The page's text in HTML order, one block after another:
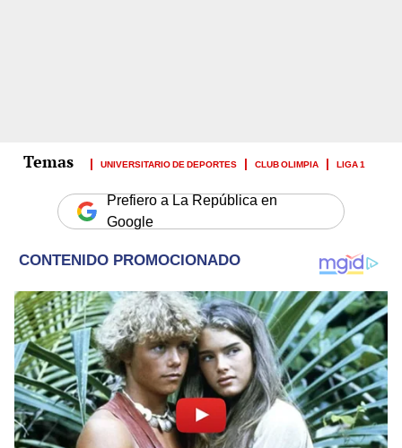
UNIVERSITARIO DE DEPORTES CLUB OLIMPIA LIGA 1
Prefiero a La República en
Google